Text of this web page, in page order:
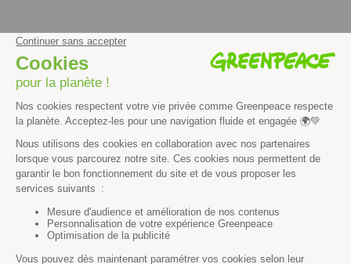
instagramyoutube
Contenus et propriété intellectuelle
Mentions légales
Politique de confidentialité
Les autres sites de Greenpeace
dans le monde
Cliquez-ici pour modifier vos préférences en matière de cookies
Greenpeace